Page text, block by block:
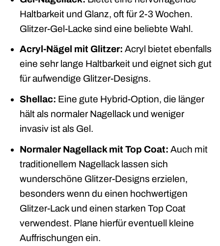
Haltbarkeit und Glanz, oft für 2-3 Wochen.
Glitzer-Gel-Lacke sind eine beliebte Wahl.
Acryl-Nägel mit Glitzer: Acryl bietet ebenfalls
eine sehr lange Haltbarkeit und eignet sich gut
für aufwendige Glitzer-Designs.
Shellac: Eine gute Hybrid-Option, die länger
hält als normaler Nagellack und weniger
invasiv ist als Gel.
Normaler Nagellack mit Top Coat: Auch mit
traditionellem Nagellack lassen sich
wunderschöne Glitzer-Designs erzielen,
besonders wenn du einen hochwertigen
Glitzer-Lack und einen starken Top Coat
verwendest. Plane hierfür eventuell kleine
Auffrischungen ein.